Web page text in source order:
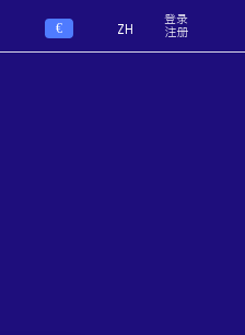
€ ZH
登录
注册